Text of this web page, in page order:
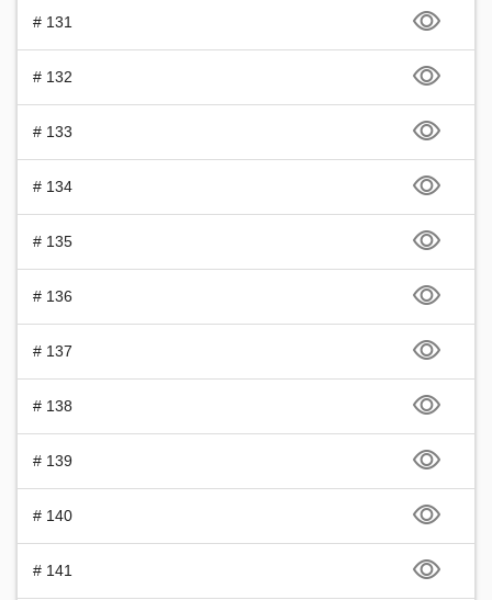
# 131
# 132
# 133
# 134
# 135
# 136
# 137
# 138
# 139
# 140
# 141